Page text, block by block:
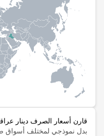
قارن أسعار الصرف دينار
بدل نموذجي لمختلف أسواق